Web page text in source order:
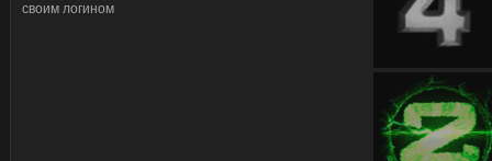
своим логином